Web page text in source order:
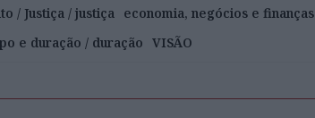
/ Justiça / justiça economia, negócios e finanças
e duração / duração VISÃO